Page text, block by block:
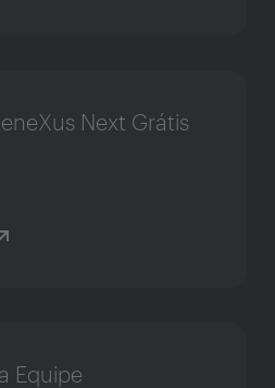
Next Grátis
Equipe